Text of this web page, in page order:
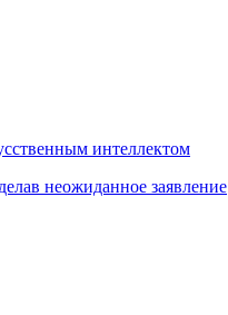
интеллектом
неожиданное заявление